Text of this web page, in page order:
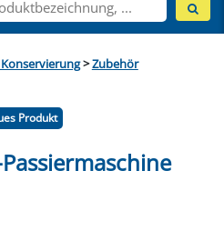
>Zubehör
Produkt